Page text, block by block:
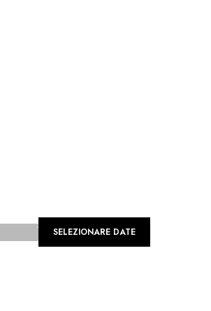
SELEZIONARE DATE